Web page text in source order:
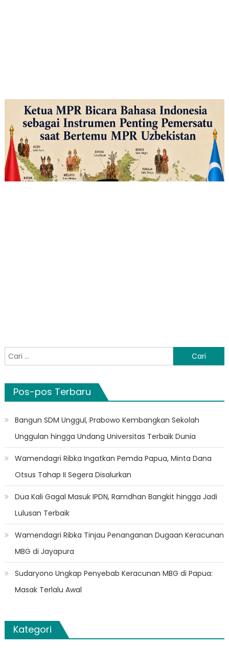
Cari
untuk:
Pos-pos Terbaru
Bangun SDM Unggul, Prabowo Kembangkan Sekolah
Unggulan hingga Undang Universitas Terbaik Dunia
Wamendagri Ribka Ingatkan Pemda Papua, Minta Dana
Otsus Tahap II Segera Disalurkan
Dua Kali Gagal Masuk IPDN, Ramdhan Bangkit hingga Jadi
Lulusan Terbaik
Wamendagri Ribka Tinjau Penanganan Dugaan Keracunan
MBG di Jayapura
Sudaryono Ungkap Penyebab Keracunan MBG di Papua:
Masak Terlalu Awal
Kategori